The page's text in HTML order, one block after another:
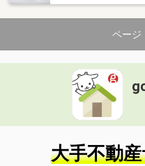
ページ
大手不動